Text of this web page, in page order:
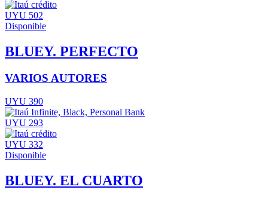
UYU 502
Disponible
BLUEY. PERFECTO
VARIOS AUTORES
UYU 390
UYU 293
UYU 332
Disponible
BLUEY. EL CUARTO